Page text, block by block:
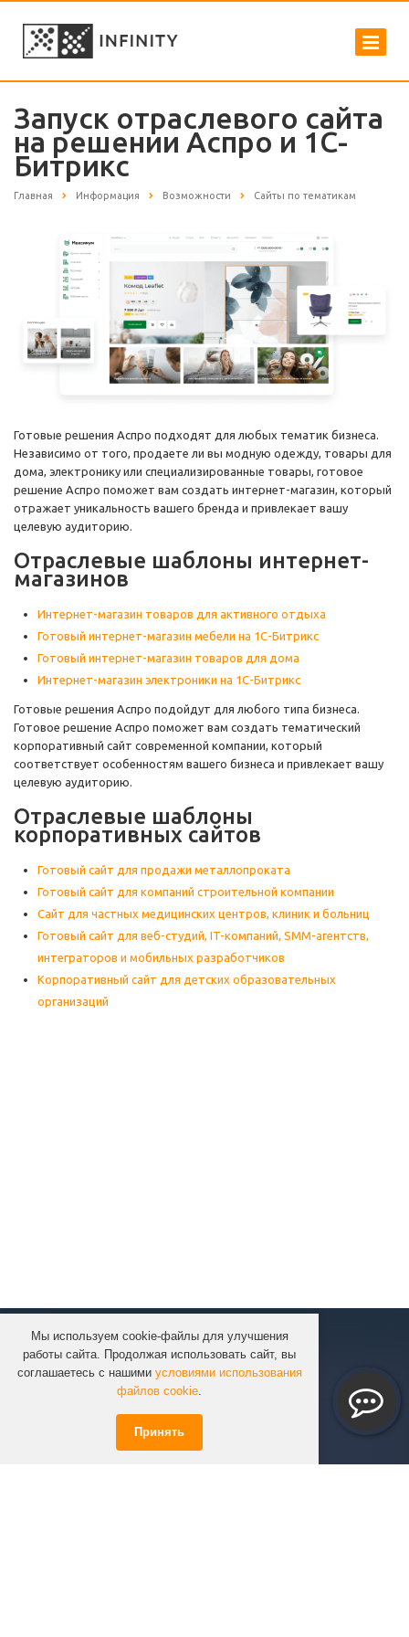
Мы используем cookie-файлы для улучшения
работы сайта. Продолжая использовать сайт, вы
соглашаетесь с нашими условиями использования
файлов cookie.
Принять
Запуск отраслевого сайта
на решении Аспро и 1С-
Битрикс
Главная Информация Возможности Сайты по тематикам
Готовые решения Аспро подходят для любых тематик бизнеса.
Независимо от того, продаете ли вы модную одежду, товары для
дома, электронику или специализированные товары, готовое
решение Аспро поможет вам создать интернет-магазин, который
отражает уникальность вашего бренда и привлекает вашу
целевую аудиторию.
Отраслевые шаблоны интернет-
магазинов
Интернет-магазин товаров для активного отдыха
Готовый интернет-магазин мебели на 1С-Битрикс
Готовый интернет-магазин товаров для дома
Интернет-магазин электроники на 1С-Битрикс
Готовые решения Аспро подойдут для любого типа бизнеса.
Готовое решение Аспро поможет вам создать тематический
корпоративный сайт современной компании, который
соответствует особенностям вашего бизнеса и привлекает вашу
целевую аудиторию.
Отраслевые шаблоны
корпоративных сайтов
Готовый сайт для продажи металлопроката
Готовый сайт для компаний строительной компании
Сайт для частных медицинских центров, клиник и больниц
Готовый сайт для веб-студий, IT-компаний, SMM-агентств,
интеграторов и мобильных разработчиков
Корпоративный сайт для детских образовательных
организаций
КОМПАНИЯ
КАТАЛОГ
УСЛУГИ
ИНФОРМАЦИЯ